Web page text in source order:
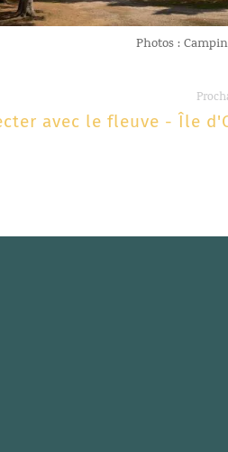
Photos :
avec le fleuve - Île